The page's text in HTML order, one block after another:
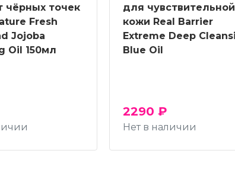
чёрных точек
Fresh
Jojoba
Oil 150мл
для чувствительной
кожи Real Barrier
Extreme Deep
Blue Oil
2290 ₽
Нет в наличии